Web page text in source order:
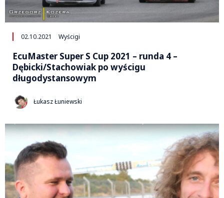
02.10.2021 Wyścigi
EcuMaster Super S Cup 2021 – runda 4 –
Dębicki/Stachowiak po wyścigu
długodystansowym
Łukasz Łuniewski